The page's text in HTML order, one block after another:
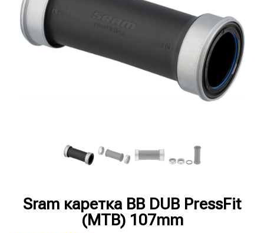
Sram каретка BB DUB PressFit
(MTB) 107mm